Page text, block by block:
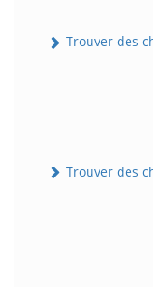
Trouver des
Trouver des